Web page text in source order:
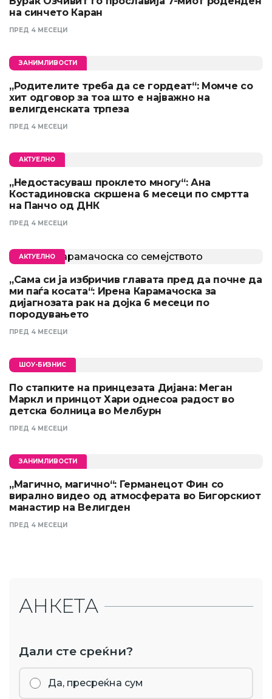
на синчето Каран
ПРЕД 4 МЕСЕЦИ
ЗАНИМЛИВОСТИ
„Родителите треба да се гордеат“: Момче со
хит одговор за тоа што е најважно на
велигденската трпеза
ПРЕД 4 МЕСЕЦИ
АКТУЕЛНО
„Недостасуваш проклето многу“: Ана
Костадиновска скршена 6 месеци по смртта
на Панчо од ДНК
ПРЕД 4 МЕСЕЦИ
АКТУЕЛНО
„Сама си ја избричив главата пред да почне да
ми паѓа косата“: Ирена Карамачоска за
дијагнозата рак на дојка 6 месеци по
породувањето
ПРЕД 4 МЕСЕЦИ
ШОУ-БИЗНИС
По стапките на принцезата Дијана: Меган
Маркл и принцот Хари однесоа радост во
детска болница во Мелбурн
ПРЕД 4 МЕСЕЦИ
ЗАНИМЛИВОСТИ
„Магично, магично“: Германецот Фин со
вирално видео од атмосферата во Бигорскиот
манастир на Велигден
ПРЕД 4 МЕСЕЦИ
АНКЕТА
Дали сте среќни?
Да, пресреќна сум